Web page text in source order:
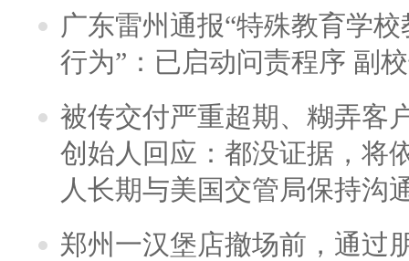
广东雷州通报“特殊教育学
行为”：已启动问责程序 副
被传交付严重超期、糊弄客
创始人回应：都没证据，将
人长期与美国交管局保持沟
郑州一汉堡店撤场前，通过